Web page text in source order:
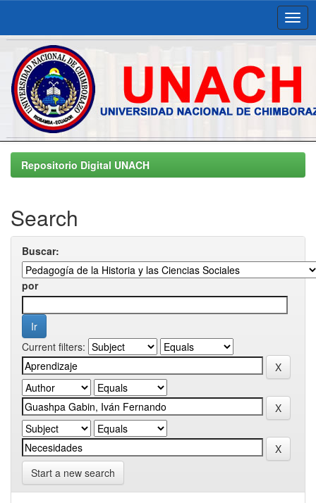
Skip
navigationRepositorio Digital UNACH
Search
Buscar:
por
Current filters:
Start a new search